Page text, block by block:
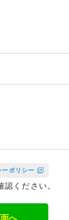
ーポリシー
ください。
へ